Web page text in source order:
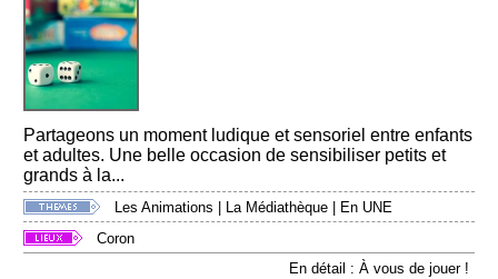
Partageons un moment ludique et sensoriel entre enfants
et adultes. Une belle occasion de sensibiliser petits et
grands à la...
Les Animations La Médiathèque
En UNE
Coron
En détail : À vous de jouer !